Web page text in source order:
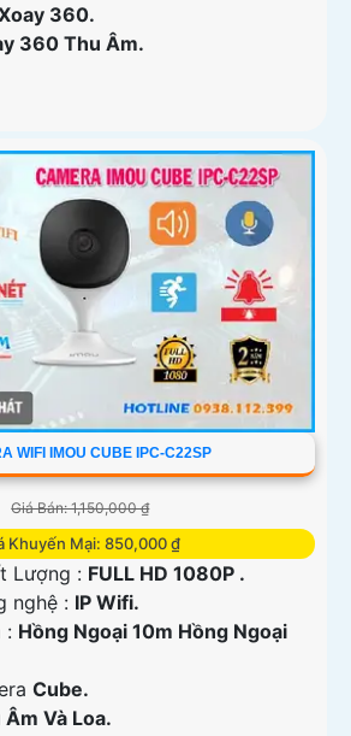
360.
360 Thu Âm.
WIFI IMOU CUBE IPC-C22SP
Giá Bán: 1,150,000 ₫
Khuyến Mại: 850,000 ₫
Lượng : FULL HD 1080P .
nghệ : IP Wifi.
: Hồng Ngoại 10m Hồng Ngoại
Cube.
Và Loa.